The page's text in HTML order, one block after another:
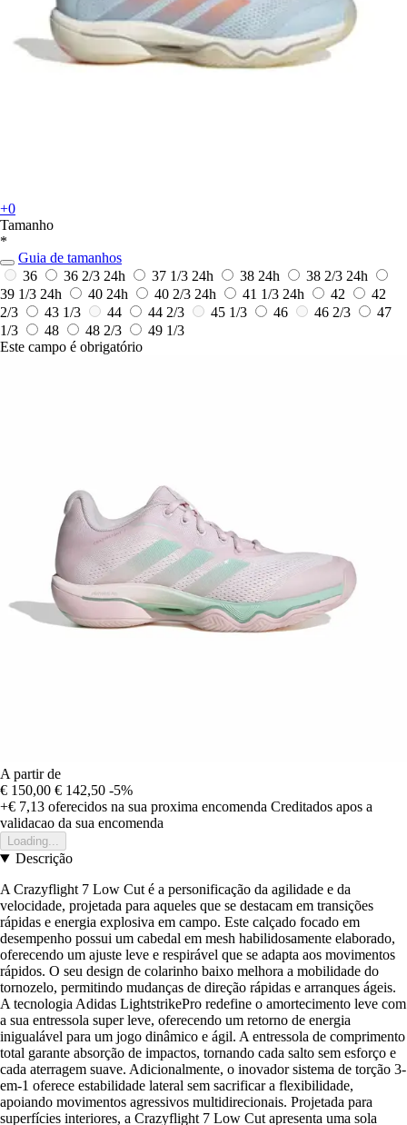
+0
Tamanho
*
Guia de tamanhos
36
36 2/3 24h 37 1/3 24h 38 24h 38 2/3 24h
39 1/3 24h 40 24h 40 2/3 24h 41 1/3 24h 42
42
2/3
43 1/3 44 44 2/3 45 1/3 46 46 2/3
47
1/3
48 48 2/3
49 1/3
Este campo é obrigatório
A partir de
€ 150,00 € 142,50 -5%
+€ 7,13 oferecidos na sua proxima encomenda Creditados apos a
validacao da sua encomenda
Loading...
Descrição
A Crazyflight 7 Low Cut é a personificação da agilidade e da
velocidade, projetada para aqueles que se destacam em transições
rápidas e energia explosiva em campo. Este calçado focado em
desempenho possui um cabedal em mesh habilidosamente elaborado,
oferecendo um ajuste leve e respirável que se adapta aos movimentos
rápidos. O seu design de colarinho baixo melhora a mobilidade do
tornozelo, permitindo mudanças de direção rápidas e arranques ágeis.
A tecnologia Adidas LightstrikePro redefine o amortecimento leve com
a sua entressola super leve, oferecendo um retorno de energia
inigualável para um jogo dinâmico e ágil. A entressola de comprimento
total garante absorção de impactos, tornando cada salto sem esforço e
cada aterragem suave. Adicionalmente, o inovador sistema de torção 3-
em-1 oferece estabilidade lateral sem sacrificar a flexibilidade,
apoiando movimentos agressivos multidirecionais. Projetada para
superfícies interiores, a Crazyflight 7 Low Cut apresenta uma sola